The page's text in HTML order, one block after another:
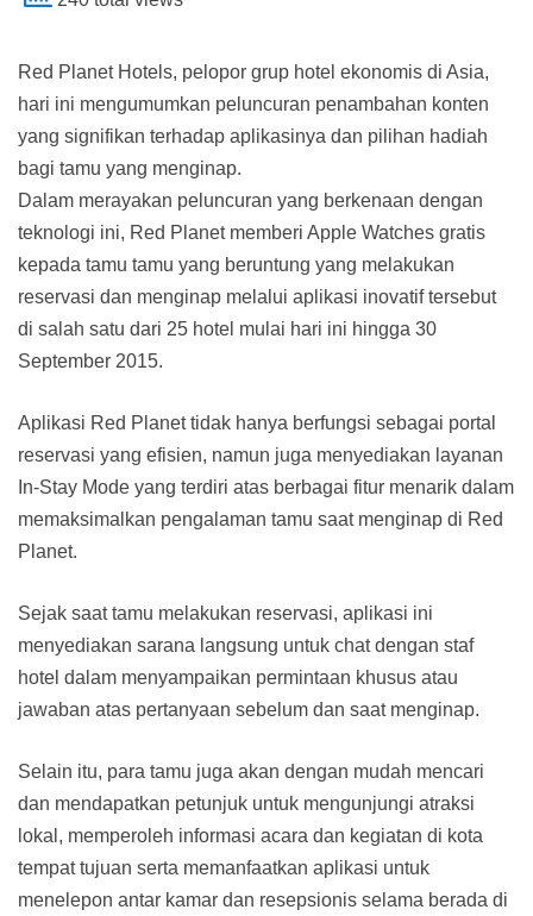
Red Planet Hotels, pelopor grup hotel ekonomis di Asia,
hari ini mengumumkan peluncuran penambahan konten
yang signifikan terhadap aplikasinya dan pilihan hadiah
bagi tamu yang menginap.
Dalam merayakan peluncuran yang berkenaan dengan
teknologi ini, Red Planet memberi Apple Watches gratis
kepada tamu tamu yang beruntung yang melakukan
reservasi dan menginap melalui aplikasi inovatif tersebut
di salah satu dari 25 hotel mulai hari ini hingga 30
September 2015.
Aplikasi Red Planet tidak hanya berfungsi sebagai portal
reservasi yang efisien, namun juga menyediakan layanan
In-Stay Mode yang terdiri atas berbagai fitur menarik dalam
memaksimalkan pengalaman tamu saat menginap di Red
Planet.
Sejak saat tamu melakukan reservasi, aplikasi ini
menyediakan sarana langsung untuk chat dengan staf
hotel dalam menyampaikan permintaan khusus atau
jawaban atas pertanyaan sebelum dan saat menginap.
Selain itu, para tamu juga akan dengan mudah mencari
dan mendapatkan petunjuk untuk mengunjungi atraksi
lokal, memperoleh informasi acara dan kegiatan di kota
tempat tujuan serta memanfaatkan aplikasi untuk
menelepon antar kamar dan resepsionis selama berada di